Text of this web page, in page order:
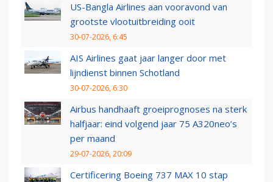
US-Bangla Airlines aan vooravond van
grootste vlootuitbreiding ooit
30-07-2026, 6:45
AIS Airlines gaat jaar langer door met
lijndienst binnen Schotland
30-07-2026, 6:30
Airbus handhaaft groeiprognoses na sterk
halfjaar: eind volgend jaar 75 A320neo’s
per maand
29-07-2026, 20:09
Certificering Boeing 737 MAX 10 stap